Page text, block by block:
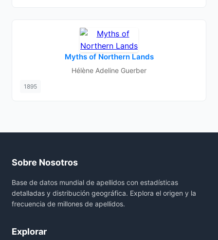
Myths of Northern Lands
Hélène Adeline Guerber
1895
Sobre Nosotros
Base de datos mundial de apellidos con estadísticas
detalladas y distribución geográfica. Explora el origen y la
frecuencia de millones de apellidos.
Explorar